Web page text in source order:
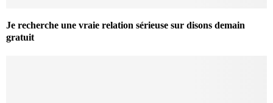
Je recherche une vraie relation sérieuse sur disons demain
gratuit